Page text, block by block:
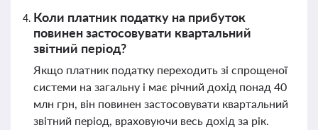
Коли платник податку на прибуток
повинен застосовувати квартальний
звітний період?
Якщо платник податку переходить зі спрощеної
системи на загальну і має річний дохід понад 40
млн грн, він повинен застосовувати квартальний
звітний період, враховуючи весь дохід за рік.